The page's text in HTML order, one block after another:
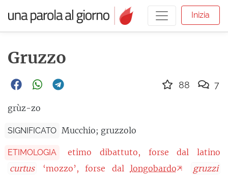
Inizia
Gruzzo
grùz-zo
SIGNIFICATO Mucchio; gruzzolo
ETIMOLOGIA
etimo dibattuto, forse dal latino
curtus
‘mozzo’, forse dal longobardo
gruzzi
88 7